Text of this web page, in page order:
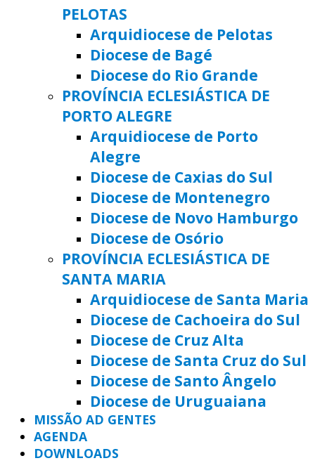
PELOTAS
Arquidiocese de Pelotas
Diocese de Bagé
Diocese do Rio Grande
PROVÍNCIA ECLESIÁSTICA DE
PORTO ALEGRE
Arquidiocese de Porto
Alegre
Diocese de Caxias do Sul
Diocese de Montenegro
Diocese de Novo Hamburgo
Diocese de Osório
PROVÍNCIA ECLESIÁSTICA DE
SANTA MARIA
Arquidiocese de Santa Maria
Diocese de Cachoeira do Sul
Diocese de Cruz Alta
Diocese de Santa Cruz do Sul
Diocese de Santo Ângelo
Diocese de Uruguaiana
MISSÃO AD GENTES
AGENDA
DOWNLOADS